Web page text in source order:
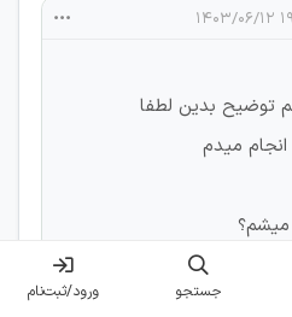
۱۲
توضیح بدین لطفا
میدم
میشم؟
نمره قبولی چند هست
به مصاحبه دعوت میکنن
جستجو ورود/ثبت‌نام